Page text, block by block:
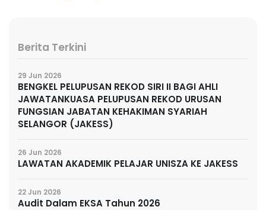
Berita Terkini
29 Jun 2026
BENGKEL PELUPUSAN REKOD SIRI II BAGI AHLI
JAWATANKUASA PELUPUSAN REKOD URUSAN
FUNGSIAN JABATAN KEHAKIMAN SYARIAH
SELANGOR (JAKESS)
26 Jun 2026
LAWATAN AKADEMIK PELAJAR UNISZA KE JAKESS
22 Jun 2026
Audit Dalam EKSA Tahun 2026